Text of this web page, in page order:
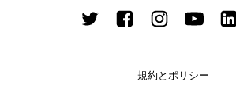
TwitterFacebookInstagram
規約とポリシー